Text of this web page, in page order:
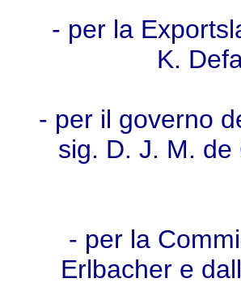
- per la
K.
- per il governo
sig. D. J. M.
- per la
Erlbacher e